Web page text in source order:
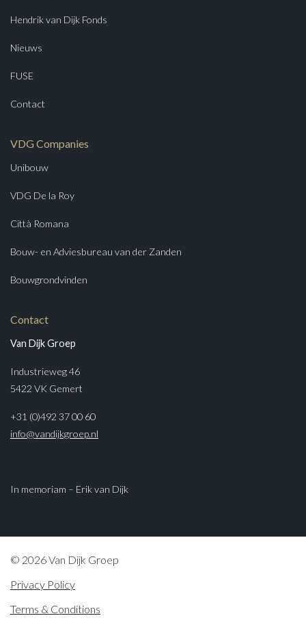
Hendrik van Dijk Fonds
Nieuws
FUSE
Contact
VDG Companies
Unibouw
VDG De la Roy
Città Romana
Bouw- en Adviesbureau van der Zanden
Bouwgrondvinden
Contact
Van Dijk Groep
Industrieweg 46
5422 VK Gemert
+31 (0)492 37 00 60
info@vandijkgroep.nl
In memoriam – Erik van Dijk
© 2026 Van Dijk Groep
Privacy Policy
Terms & Conditions